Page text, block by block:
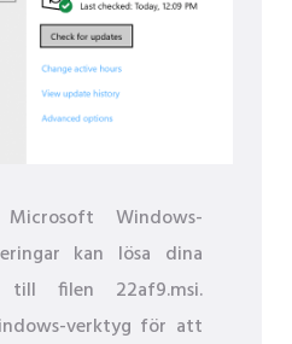
Windows-
kan lösa dina
till filen 22af9.msi.
verktyg för att